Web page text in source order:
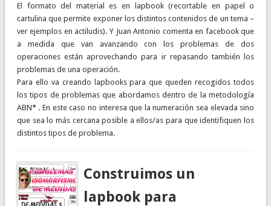
El formato del material es en lapbook (recortable en papel o
cartulina que permite exponer los distintos contenidos de un tema –
ver ejemplos en actiludis). Y Juan Antonio comenta en facebook que
a medida que van avanzando con los problemas de dos
operaciones están aprovechando para ir repasando también los
problemas de una operación.
Para ello va creando lapbooks para que queden recogidos todos
los tipos de problemas que abordamos dentro de la metodología
ABN* . En este caso no interesa que la numeración sea elevada sino
que sea lo más cercana posible a ellos/as para que identifiquen los
distintos tipos de problema.
Construimos un
lapbook para